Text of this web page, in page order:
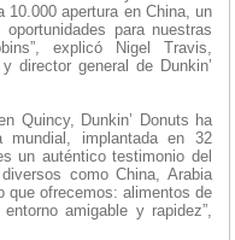
10.000 apertura en China, un
para nuestras
explicó Nigel Travis,
director general de Dunkin’
Quincy, Dunkin’ Donuts ha
mundial, implantada en 32
un auténtico testimonio del
como China, Arabia
que ofrecemos: alimentos de
amigable y rapidez”,